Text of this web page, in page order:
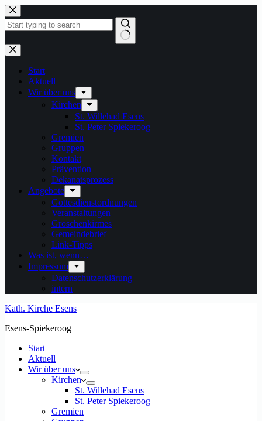
Zum
Inhalt
springen
Keine
Ergebnisse
Start
Aktuell
Wir über uns
Kirchen
St. Willehad Esens
St. Peter Spiekeroog
Gremien
Gruppen
Kontakt
Prävention
Dekanatsprozess
Angebote
Gottesdienstordnungen
Veranstaltungen
Groschenkirmes
Gemeindebrief
Link-Tipps
Was ist, wenn…
Impressum
Datenschutzerklärung
intern
Kath. Kirche Esens
Esens-Spiekeroog
Start
Aktuell
Wir über uns
Kirchen
St. Willehad Esens
St. Peter Spiekeroog
Gremien